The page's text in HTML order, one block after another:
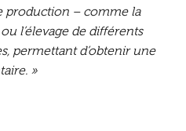
production – comme la
l’élevage de différents
permettant d’obtenir une
»